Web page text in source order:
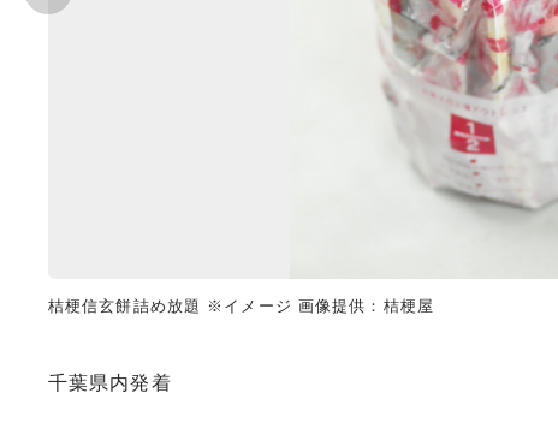
桔梗信玄餅詰め放題 ※イメージ 画像提供：桔梗屋
千葉県内発着